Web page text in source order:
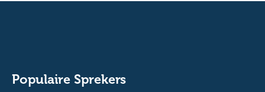
Populaire Sprekers